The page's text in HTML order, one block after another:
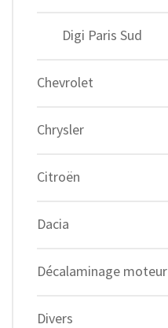
Digi Paris Sud
Chevrolet
Chrysler
Citroën
Dacia
Décalaminage moteur
Divers